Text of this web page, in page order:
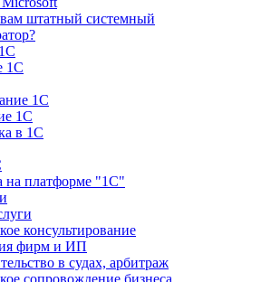
штатный системный
1С
1С
1С
в 1С
на платформе "1С"
консультирование
фирм и ИП
в судах, арбитраж
сопровождение бизнеса